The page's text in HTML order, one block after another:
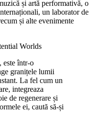
și artă performativă, o
un laborator de
și alte evenimente
Worlds
este într-o
granițele lumii
La fel cum un
integreaza
de regenerare și
ei, caută să-și